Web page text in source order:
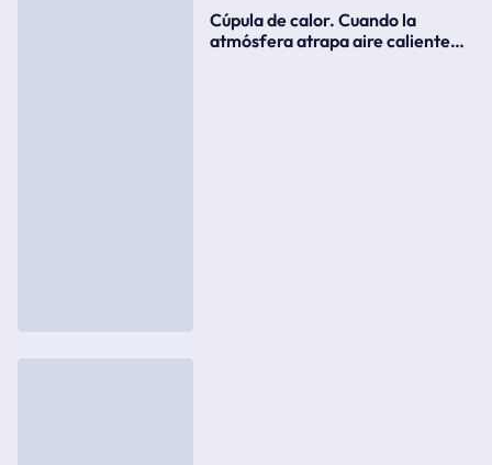
Cúpula de calor. Cuando la
atmósfera atrapa aire caliente